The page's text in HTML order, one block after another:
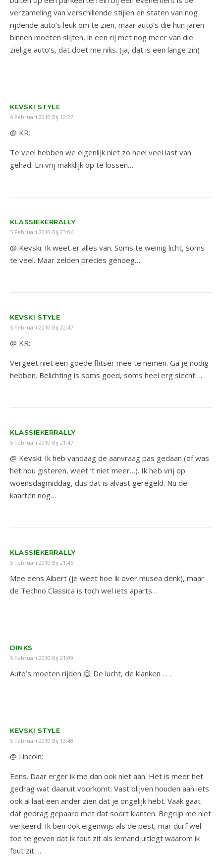
verzameling van verschillende stijlen en staten van nog
rijdende auto’s leuk om te zien, maar auto’s die hun jaren
binnen moeten slijten, in een rij met nog meer van die
zielige auto’s, dat doet me niks. (ja, dat is een lange zin)
KEVSKI STYLE
6 Februari 2010 Bij 12:27
@ KR:
Te veel hebben we eigenlijk niet zo heel veel last van
gehad. En vrij makklijk op te lossen….
KLASSIEKERRALLY
5 Februari 2010 Bij 23:06
@ Kevski: Ik weet er alles van. Soms te weinig licht, soms
te veel. Maar zelden precies genoeg…
KEVSKI STYLE
5 Februari 2010 Bij 22:47
@ KR:
Vergeet niet een goede flitser mee te nemen. Ga je nodig
hebben. Belichting is soms goed, soms heel erg slecht….
KLASSIEKERRALLY
5 Februari 2010 Bij 21:47
@ Kevski: Ik heb vandaag de aanvraag pas gedaan (of was
het nou gisteren, weet ’t niet meer…). Ik heb vrij op
woensdagmiddag, dus dat is alvast geregeld. Nu de
kaarten nog…
KLASSIEKERRALLY
5 Februari 2010 Bij 21:45
Mee eens Albert (je weet hoe ik over musea denk), maar
de Techno Classica is toch wel iets aparts…
DINKS
5 Februari 2010 Bij 21:09
Auto’s moeten rijden 😉 De lucht, de klanken . . .
KEVSKI STYLE
5 Februari 2010 Bij 13:48
@ Lincoln:
Eens. Daar erger ik me dan ook niet aan. Het is meer het
gedrag wat daaruit voorkomt: Vast blijven houden aan iets
ook al laat een ander zien dat je ongelijk hebt. Vaak gaat
dat gedrag gepaard met dat soort klanten. Begrijp me niet
verkeerd: Ik ben ook eigenwijs als de pest, mar durf wel
toe te geven dat ik fout zit als iemand uitlegt waarom ik
fout zit….